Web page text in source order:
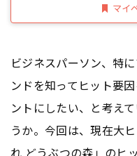
マイ
ビジネスパーソン、特
ンドを知ってヒット要
ントにしたい、と考え
うか。今回は、現在大
れ どうぶつの森」のヒ